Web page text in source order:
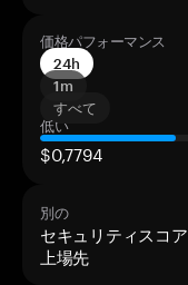
価格パフォーマンス
24h
1m
すべて
低い
$0,7794
別の
セキュリティスコア
上場先